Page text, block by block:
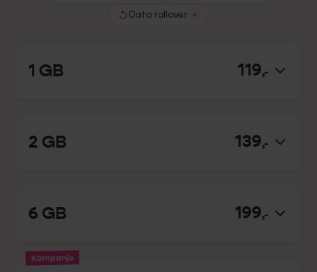
Data rollover
1 GB 119,-
2 GB 139,-
6 GB 199,-
kampanje